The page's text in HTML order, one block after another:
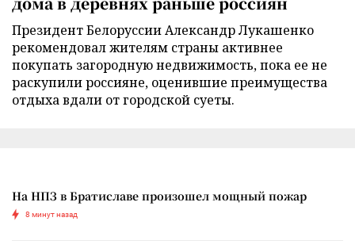
Президент Белоруссии Александр Лукашенко
рекомендовал жителям страны активнее
покупать загородную недвижимость, пока ее не
раскупили россияне, оценившие преимущества
отдыха вдали от городской суеты.
На НПЗ в Братиславе произошел мощный пожар
8 минут назад